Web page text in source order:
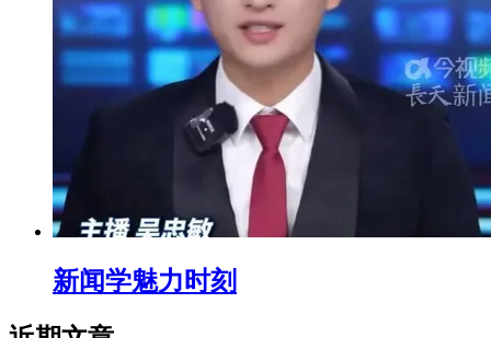
新闻学魅力时刻